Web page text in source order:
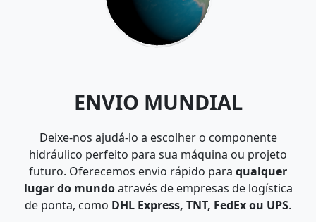
ENVIO MUNDIAL
Deixe-nos ajudá-lo a escolher o componente
hidráulico perfeito para sua máquina ou projeto
futuro. Oferecemos envio rápido para qualquer
lugar do mundoatravés de empresas de logística
de ponta, como DHL Express, TNT, FedEx ou UPS.